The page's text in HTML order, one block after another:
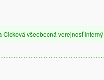
Cicková všeobecná verejnosťinterný